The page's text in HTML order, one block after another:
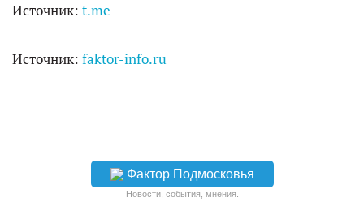
Источник: t.me
Источник: faktor-info.ru
Фактор Подмосковья
Новости, события, мнения.